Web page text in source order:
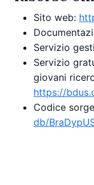
Sito web:
Servizio
Servizio
giovani
https://
Codice
db/